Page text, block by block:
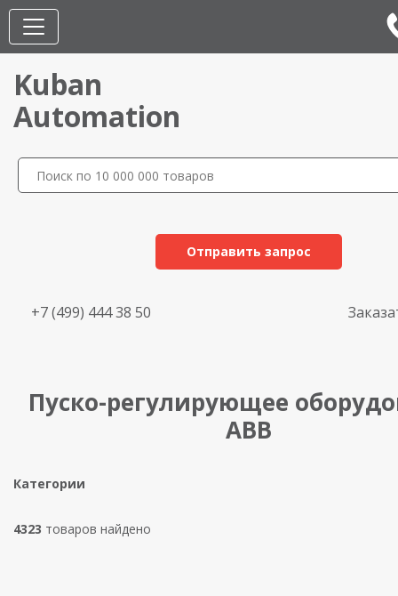
Kuban
Automation
Отправить запрос
+7 (499) 444 38 50
Пуско-регулирующее
ABB
Категории
4323 товаров найдено